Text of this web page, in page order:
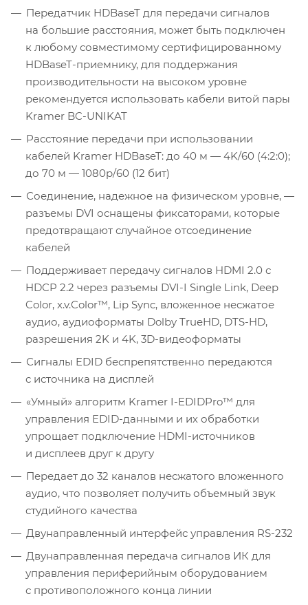
Передатчик HDBaseT для передачи сигналов
на большие расстояния, может быть подключен
к любому совместимому сертифицированному
HDBaseT-приемнику, для поддержания
производительности на высоком уровне
рекомендуется использовать кабели витой пары
Kramer BC-UNIKAT
Расстояние передачи при использовании
кабелей Kramer HDBaseT: до 40 м — 4K/60 (4:2:0);
до 70 м — 1080p/60 (12 бит)
Соединение, надежное на физическом уровне, —
разъемы DVI оснащены фиксаторами, которые
предотвращают случайное отсоединение
кабелей
Поддерживает передачу сигналов HDMI 2.0 с
HDCP 2.2 через разъемы DVI-I Single Link, Deep
Color, x.v.Color™, Lip Sync, вложенное несжатое
аудио, аудиоформаты Dolby TrueHD, DTS-HD,
разрешения 2K и 4K, 3D-видеоформаты
Сигналы EDID беспрепятственно передаются
с источника на дисплей
«Умный» алгоритм Kramer I-EDIDPro™ для
управления EDID-данными и их обработки
упрощает подключение HDMI-источников
и дисплеев друг к другу
Передает до 32 каналов несжатого вложенного
аудио, что позволяет получить объемный звук
студийного качества
Двунаправленный интерфейс управления RS-232
Двунаправленная передача сигналов ИК для
управления периферийным оборудованием
с противоположного конца линии